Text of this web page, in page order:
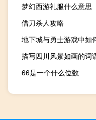
梦幻西游礼服什么意思
借刀杀人攻略
地下城与勇士游戏中如
描写四川风景如画的词
66是一个什么位数